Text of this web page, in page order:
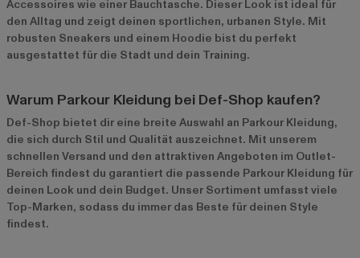
Accessoires wie einer Bauchtasche. Dieser Look ist ideal für
den Alltag und zeigt deinen sportlichen, urbanen Style. Mit
robusten Sneakers und einem Hoodie bist du perfekt
ausgestattet für die Stadt und dein Training.
Warum Parkour Kleidung bei Def-Shop kaufen?
Def-Shop bietet dir eine breite Auswahl an Parkour Kleidung,
die sich durch Stil und Qualität auszeichnet. Mit unserem
schnellen Versand und den attraktiven Angeboten im Outlet-
Bereich findest du garantiert die passende Parkour Kleidung für
deinen Look und dein Budget. Unser Sortiment umfasst viele
Top-Marken, sodass du immer das Beste für deinen Style
findest.